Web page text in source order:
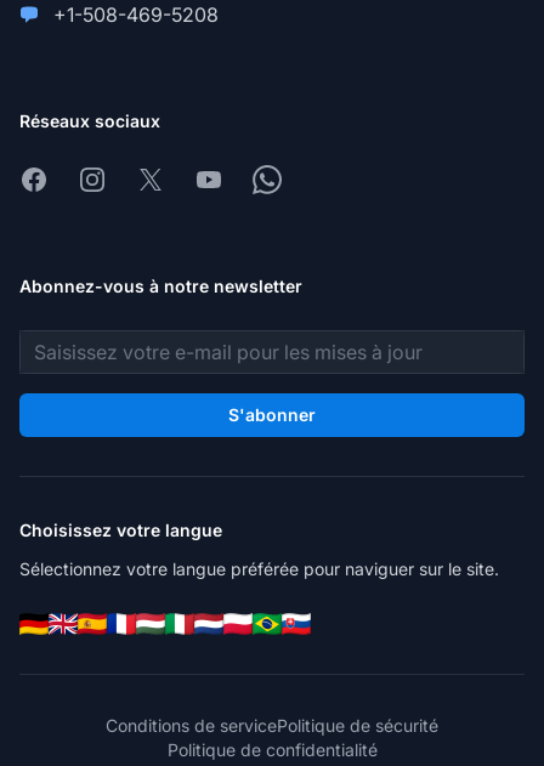
+1-508-469-5208
Réseaux sociaux
FacebookInstagram
X YoutubeWhatsapp
Abonnez-vous à notre newsletter
Adresse e-mail
S'abonner
Choisissez votre langue
Sélectionnez votre langue préférée pour naviguer sur le site.
Conditions de servicePolitique de sécurité
Politique de confidentialité